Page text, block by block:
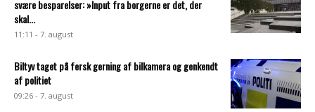
svære besparelser: »Input fra borgerne er det, der
skal...
11:11 - 7. august
Biltyv taget på fersk gerning af bilkamera og genkendt
af politiet
09:26 - 7. august